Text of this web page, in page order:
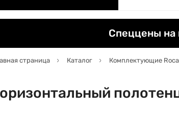
Спеццены на
страница Каталог Комплектующие Roca